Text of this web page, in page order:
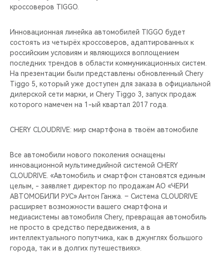
кроссоверов TIGGO.
Инновационная линейка автомобилей TIGGO будет
состоять из четырёх кроссоверов, адаптированных к
российским условиям и являющихся воплощением
последних трендов в области коммуникационных систем.
На презентации были представлены обновленный Chery
Tiggo 5, который уже доступен для заказа в официальной
дилерской сети марки, и Chery Tiggo 3, запуск продаж
которого намечен на 1-ый квартал 2017 года.
CHERY CLOUDRIVE: мир смартфона в твоём автомобиле
Все автомобили нового поколения оснащены
инновационной мультимедийной системой CHERY
CLOUDRIVE. «Автомобиль и смартфон становятся единым
целым, - заявляет директор по продажам АО «ЧЕРИ
АВТОМОБИЛИ РУС» Антон Ганжа. – Система CLOUDRIVE
расширяет возможности вашего смартфона и
медиасистемы автомобиля Chery, превращая автомобиль
не просто в средство передвижения, а в
интеллектуального попутчика, как в джунглях большого
города, так и в долгих путешествиях».